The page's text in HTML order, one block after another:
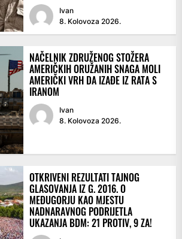
Ivan
8. Kolovoza 2026.
NAČELNIK ZDRUŽENOG STOŽERA
AMERIČKIH ORUŽANIH SNAGA MOLI
AMERIČKI VRH DA IZAĐE IZ RATA S
IRANOM
Ivan
8. Kolovoza 2026.
OTKRIVENI REZULTATI TAJNOG
GLASOVANJA IZ G. 2016. O
MEĐUGORJU KAO MJESTU
NADNARAVNOG PODRIJETLA
UKAZANJA BDM: 21 PROTIV, 9 ZA!